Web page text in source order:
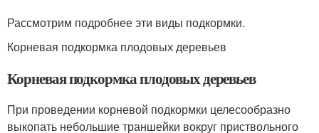
Рассмотрим подробнее эти виды подкормки.
Корневая подкормка плодовых деревьев
Корневая подкормка плодовых деревьев
При проведении корневой подкормки целесообразно
выкопать небольшие траншейки вокруг приствольного